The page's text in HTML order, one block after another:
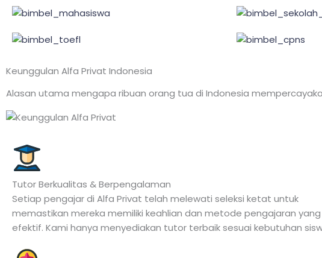
Keunggulan Alfa Privat Indonesia
Alasan utama mengapa ribuan orang tua di Indonesia
Tutor Berkualitas & Berpengalaman
Setiap pengajar di Alfa Privat telah melewati seleksi ketat untuk
memastikan mereka memiliki keahlian dan metode pengajaran yang
efektif. Kami hanya menyediakan tutor terbaik sesuai kebutuhan